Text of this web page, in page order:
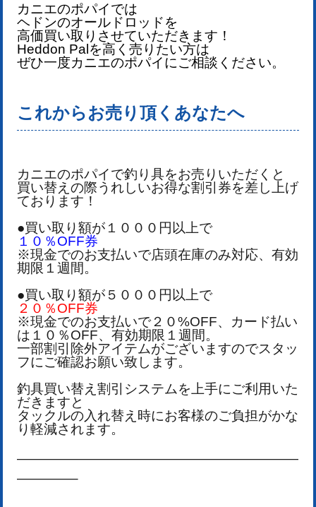
カニエのポパイでは
ヘドンのオールドロッドを
高価買い取りさせていただきます！
Heddon Palを高く売りたい方は
ぜひ一度カニエのポパイにご相談ください。
これからお売り頂くあなたへ
カニエのポパイで釣り具をお売りいただくと
買い替えの際うれしいお得な割引券を差し上げ
ております！
●買い取り額が１０００円以上で
１０％OFF券
※現金でのお支払いで店頭在庫のみ対応、有効
期限１週間。
●買い取り額が５０００円以上で
２０％OFF券
※現金でのお支払いで２０%OFF、カード払い
は１０％OFF、有効期限１週間。
一部割引除外アイテムがございますのでスタッ
フにご確認お願い致します。
釣具買い替え割引システムを上手にご利用いた
だきますと
タックルの入れ替え時にお客様のご負担がかな
り軽減されます。
—————————————————————
————–